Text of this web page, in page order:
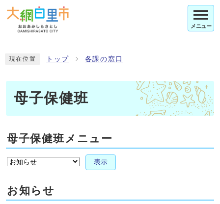
メニュー
現在位置 トップ 各課の窓口
母子保健班
母子保健班メニュー
表示
お知らせ